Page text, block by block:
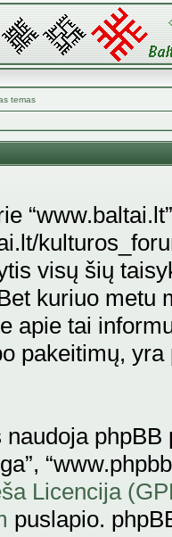
temas
visų šių
kuriuo
apie tai
pakeitimų,
phpBB
Licencija
puslapio.